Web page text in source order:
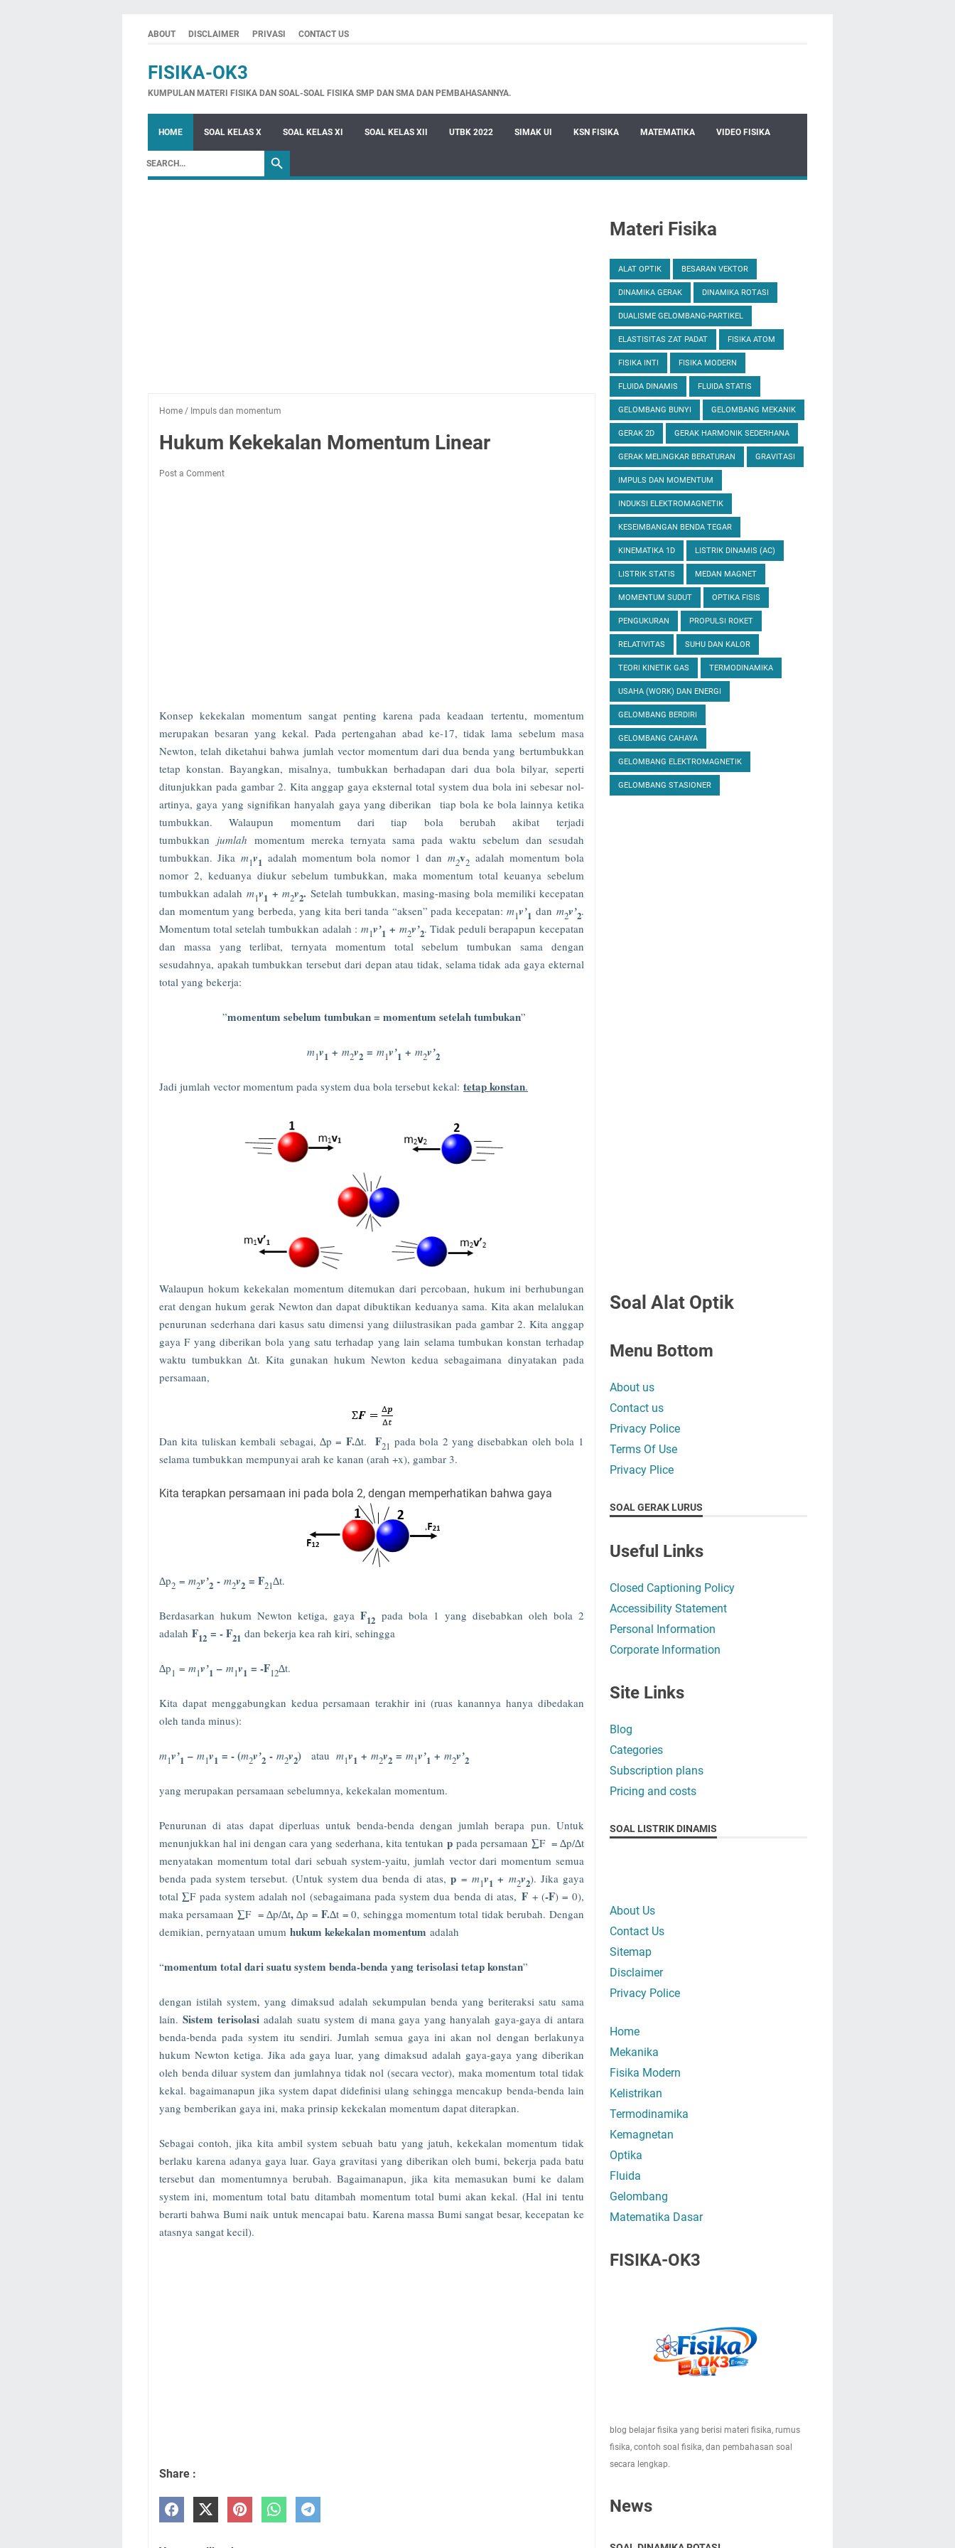
ABOUT DISCLAIMER PRIVASI CONTACT US
FISIKA-OK3
KUMPULAN MATERI FISIKA DAN SOAL-SOAL FISIKA SMP DAN SMA DAN PEMBAHASANNYA.
HOME SOAL KELAS X SOAL KELAS XI SOAL KELAS XII UTBK 2022 SIMAK UI KSN FISIKA MATEMATIKA VIDEO FISIKA
Home / Impuls dan momentum
Hukum Kekekalan Momentum Linear
Post a Comment
Konsep kekekalan momentum sangat penting karena pada keadaan tertentu, momentum
merupakan besaran yang kekal. Pada pertengahan abad ke-17, tidak lama sebelum masa
Newton, telah diketahui bahwa jumlah vector momentum dari dua benda yang bertumbukkan
tetap konstan. Bayangkan, misalnya, tumbukkan berhadapan dari dua bola bilyar, seperti
ditunjukkan pada gambar 2. Kita anggap gaya eksternal total system dua bola ini sebesar nol-
artinya, gaya yang signifikan hanyalah gaya yang diberikan tiap bola ke bola lainnya ketika
tumbukkan. Walaupun momentum dari tiap bola berubah akibat terjadi
tumbukkan jumlah momentum mereka ternyata sama pada waktu sebelum dan sesudah
tumbukkan. Jika m1v1 adalah momentum bola nomor 1 dan m2v2 adalah momentum bola
nomor 2, keduanya diukur sebelum tumbukkan, maka momentum total keuanya sebelum
tumbukkan adalah m1v1 + m2v2. Setelah tumbukkan, masing-masing bola memiliki kecepatan
dan momentum yang berbeda, yang kita beri tanda “aksen” pada kecepatan: m1v’1 dan m2v’2.
Momentum total setelah tumbukkan adalah : m1v’1 + m2v’2. Tidak peduli berapapun kecepatan
dan massa yang terlibat, ternyata momentum total sebelum tumbukan sama dengan
sesudahnya, apakah tumbukkan tersebut dari depan atau tidak, selama tidak ada gaya ekternal
total yang bekerja:
”momentum sebelum tumbukan = momentum setelah tumbukan”
m1v1 + m2v2 = m1v’1 + m2v’2
Jadi jumlah vector momentum pada system dua bola tersebut kekal: tetap konstan.
Walaupun hokum kekekalan momentum ditemukan dari percobaan, hukum ini berhubungan
erat dengan hukum gerak Newton dan dapat dibuktikan keduanya sama. Kita akan melalukan
penurunan sederhana dari kasus satu dimensi yang diilustrasikan pada gambar 2. Kita anggap
gaya F yang diberikan bola yang satu terhadap yang lain selama tumbukan konstan terhadap
waktu tumbukkan ∆t. Kita gunakan hukum Newton kedua sebagaimana dinyatakan pada
persamaan,
Dan kita tuliskan kembali sebagai, ∆p = F.∆t. F21 pada bola 2 yang disebabkan oleh bola 1
selama tumbukkan mempunyai arah ke kanan (arah +x), gambar 3.
Kita terapkan persamaan ini pada bola 2, dengan memperhatikan bahwa gaya
∆p2 = m2v’2 - m2v2 = F21∆t.
Berdasarkan hukum Newton ketiga, gaya F12 pada bola 1 yang disebabkan oleh bola 2
adalah F12 = - F21 dan bekerja kea rah kiri, sehingga
∆p1 = m1v’1 – m1v1 = -F12∆t.
Kita dapat menggabungkan kedua persamaan terakhir ini (ruas kanannya hanya dibedakan
oleh tanda minus):
m1v’1 – m1v1 = - (m2v’2 - m2v2) atau m1v1 + m2v2 = m1v’1 + m2v’2
yang merupakan persamaan sebelumnya, kekekalan momentum.
Penurunan di atas dapat diperluas untuk benda-benda dengan jumlah berapa pun. Untuk
menunjukkan hal ini dengan cara yang sederhana, kita tentukan p pada persamaan ∑F = ∆p/∆t
menyatakan momentum total dari sebuah system-yaitu, jumlah vector dari momentum semua
benda pada system tersebut. (Untuk system dua benda di atas, p = m1v1 + m2v2). Jika gaya
total ∑F pada system adalah nol (sebagaimana pada system dua benda di atas, F + (-F) = 0),
maka persamaan ∑F =∆p/∆t,∆p = F.∆t = 0, sehingga momentum total tidak berubah. Dengan
demikian, pernyataan umum hukum kekekalan momentum adalah
“momentum total dari suatu system benda-benda yang terisolasi tetap konstan”
dengan istilah system, yang dimaksud adalah sekumpulan benda yang beriteraksi satu sama
lain. Sistem terisolasi adalah suatu system di mana gaya yang hanyalah gaya-gaya di antara
benda-benda pada system itu sendiri. Jumlah semua gaya ini akan nol dengan berlakunya
hukum Newton ketiga. Jika ada gaya luar, yang dimaksud adalah gaya-gaya yang diberikan
oleh benda diluar system dan jumlahnya tidak nol (secara vector), maka momentum total tidak
kekal. bagaimanapun jika system dapat didefinisi ulang sehingga mencakup benda-benda lain
yang bemberikan gaya ini, maka prinsip kekekalan momentum dapat diterapkan.
Sebagai contoh, jika kita ambil system sebuah batu yang jatuh, kekekalan momentum tidak
berlaku karena adanya gaya luar. Gaya gravitasi yang diberikan oleh bumi, bekerja pada batu
tersebut dan momentumnya berubah. Bagaimanapun, jika kita memasukan bumi ke dalam
system ini, momentum total batu ditambah momentum total bumi akan kekal. (Hal ini tentu
berarti bahwa Bumi naik untuk mencapai batu. Karena massa Bumi sangat besar, kecepatan ke
atasnya sangat kecil).
Share :
Materi Fisika
ALAT OPTIK BESARAN VEKTOR
DINAMIKA GERAK DINAMIKA ROTASI
DUALISME GELOMBANG-PARTIKEL
ELASTISITAS ZAT PADAT FISIKA ATOM
FISIKA INTI FISIKA MODERN
FLUIDA DINAMIS FLUIDA STATIS
GELOMBANG BUNYI GELOMBANG MEKANIK
GERAK 2D GERAK HARMONIK SEDERHANA
GERAK MELINGKAR BERATURAN GRAVITASI
IMPULS DAN MOMENTUM
INDUKSI ELEKTROMAGNETIK
KESEIMBANGAN BENDA TEGAR
KINEMATIKA 1D LISTRIK DINAMIS (AC)
LISTRIK STATIS MEDAN MAGNET
MOMENTUM SUDUT OPTIKA FISIS
PENGUKURAN PROPULSI ROKET
RELATIVITAS SUHU DAN KALOR
TEORI KINETIK GAS TERMODINAMIKA
USAHA (WORK) DAN ENERGI
GELOMBANG BERDIRI
GELOMBANG CAHAYA
GELOMBANG ELEKTROMAGNETIK
GELOMBANG STASIONER
Soal Alat Optik
Menu Bottom
About us
Contact us
Privacy Police
Terms Of Use
Privacy Plice
SOAL GERAK LURUS
Useful Links
Closed Captioning Policy
Accessibility Statement
Personal Information
Corporate Information
Site Links
Blog
Categories
Subscription plans
Pricing and costs
SOAL LISTRIK DINAMIS
About Us
Contact Us
Sitemap
Disclaimer
Privacy Police
Home
Mekanika
Fisika Modern
Kelistrikan
Termodinamika
Kemagnetan
Optika
Fluida
Gelombang
Matematika Dasar
FISIKA-OK3
blog belajar fisika yang berisi materi fisika, rumus
fisika, contoh soal fisika, dan pembahasan soal
secara lengkap.
News